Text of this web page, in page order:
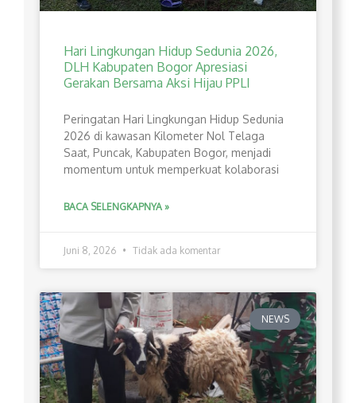
Hari Lingkungan Hidup Sedunia 2026,
DLH Kabupaten Bogor Apresiasi
Gerakan Bersama Aksi Hijau PPLI
Peringatan Hari Lingkungan Hidup Sedunia
2026 di kawasan Kilometer Nol Telaga
Saat, Puncak, Kabupaten Bogor, menjadi
momentum untuk memperkuat kolaborasi
BACA SELENGKAPNYA »
Juni 8, 2026 Tidak ada komentar
NEWS